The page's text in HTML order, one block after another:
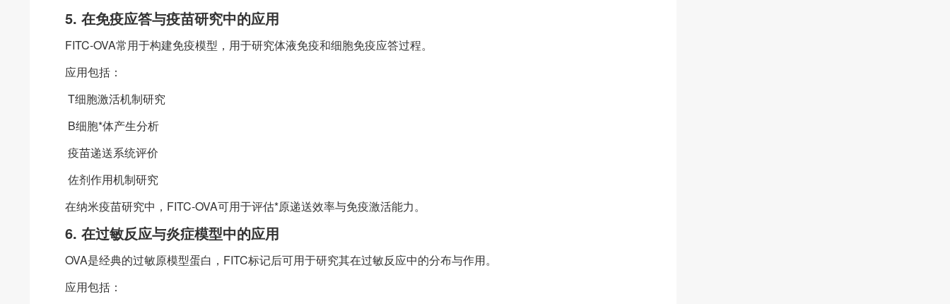
5. 在免疫应答与疫苗研究中的应用
FITC-OVA常用于构建免疫模型，用于研究体液免疫和细胞免疫应答过程。
应用包括：
T细胞激活机制研究
B细胞*体产生分析
疫苗递送系统评价
佐剂作用机制研究
在纳米疫苗研究中，FITC-OVA可用于评估*原递送效率与免疫激活能力。
6. 在过敏反应与炎症模型中的应用
OVA是经典的过敏原模型蛋白，FITC标记后可用于研究其在过敏反应中的分布与作用。
应用包括：